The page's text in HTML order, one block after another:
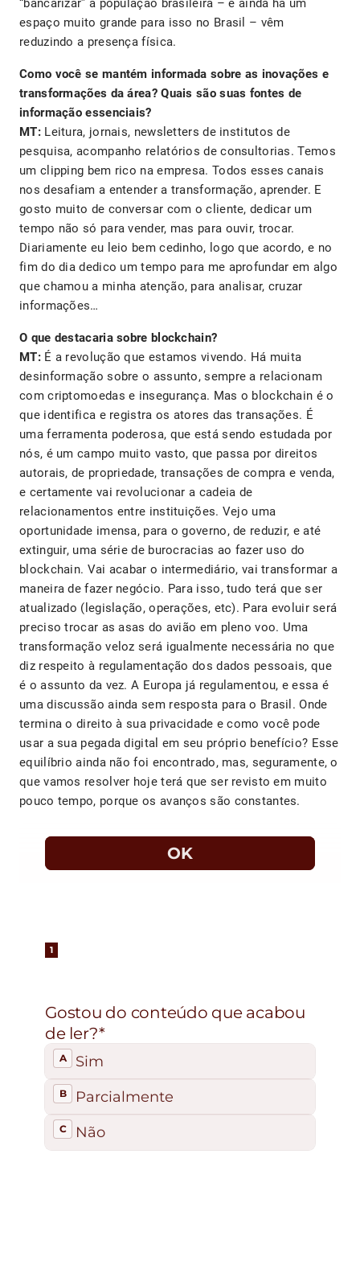
“bancarizar” a população brasileira – e ainda há um
espaço muito grande para isso no Brasil – vêm
reduzindo a presença física.
Como você se mantém informada sobre as inovações e
transformações da área? Quais são suas fontes de
informação essenciais?
MT:Leitura, jornais, newsletters de institutos de
pesquisa, acompanho relatórios de consultorias. Temos
um clipping bem rico na empresa. Todos esses canais
nos desafiam a entender a transformação, aprender. E
gosto muito de conversar com o cliente, dedicar um
tempo não só para vender, mas para ouvir, trocar.
Diariamente eu leio bem cedinho, logo que acordo, e no
fim do dia dedico um tempo para me aprofundar em algo
que chamou a minha atenção, para analisar, cruzar
informações…
O que destacaria sobre blockchain?
MT:É a revolução que estamos vivendo. Há muita
desinformação sobre o assunto, sempre a relacionam
com criptomoedas e insegurança. Mas o blockchain é o
que identifica e registra os atores das transações. É
uma ferramenta poderosa, que está sendo estudada por
nós, é um campo muito vasto, que passa por direitos
autorais, de propriedade, transações de compra e venda,
e certamente vai revolucionar a cadeia de
relacionamentos entre instituições. Vejo uma
oportunidade imensa, para o governo, de reduzir, e até
extinguir, uma série de burocracias ao fazer uso do
blockchain. Vai acabar o intermediário, vai transformar a
maneira de fazer negócio. Para isso, tudo terá que ser
atualizado (legislação, operações, etc). Para evoluir será
preciso trocar as asas do avião em pleno voo. Uma
transformação veloz será igualmente necessária no que
diz respeito à regulamentação dos dados pessoais, que
é o assunto da vez. A Europa já regulamentou, e essa é
uma discussão ainda sem resposta para o Brasil. Onde
termina o direito à sua privacidade e como você pode
usar a sua pegada digital em seu próprio benefício? Esse
equilíbrio ainda não foi encontrado, mas, seguramente, o
que vamos resolver hoje terá que ser revisto em muito
pouco tempo, porque os avanços são constantes.